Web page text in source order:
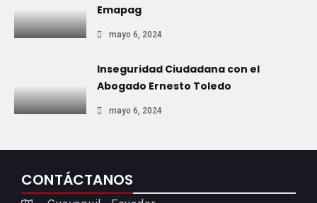
Emapag
mayo 6, 2024
Inseguridad Ciudadana con el
Abogado Ernesto Toledo
mayo 6, 2024
CONTÁCTANOS